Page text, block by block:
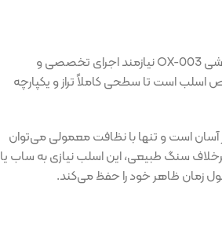
به دلیل ابعاد بزرگ، نصب کاشی OX-003 نیازمند اجرای تخصصی و
اسلب است تا سطحی کاملاً تراز و یکپارچه
است و تنها با نظافت معمولی می‌توان
برخلاف سنگ طبیعی، این اسلب نیازی به ساب یا
زمان ظاهر خود را حفظ می‌کند.